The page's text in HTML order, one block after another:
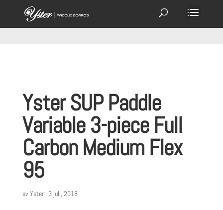
Yster SUP Paddle
Variable 3-piece Full
Carbon Medium Flex
95
avYster| 3 juli, 2018